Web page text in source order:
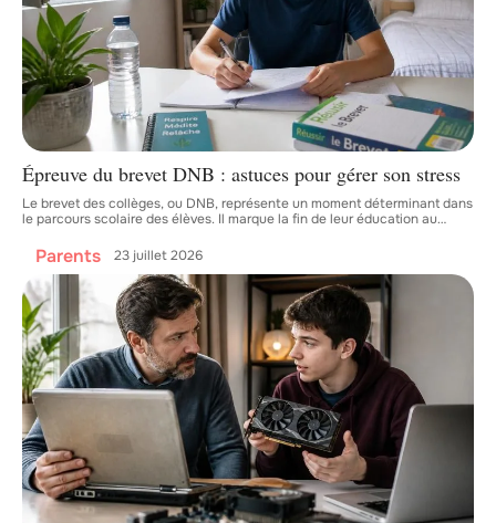
Épreuve du brevet DNB : astuces pour gérer son stress
Le brevet des collèges, ou DNB, représente un moment déterminant dans
le parcours scolaire des élèves. Il marque la fin de leur éducation au…
Parents 23 juillet 2026